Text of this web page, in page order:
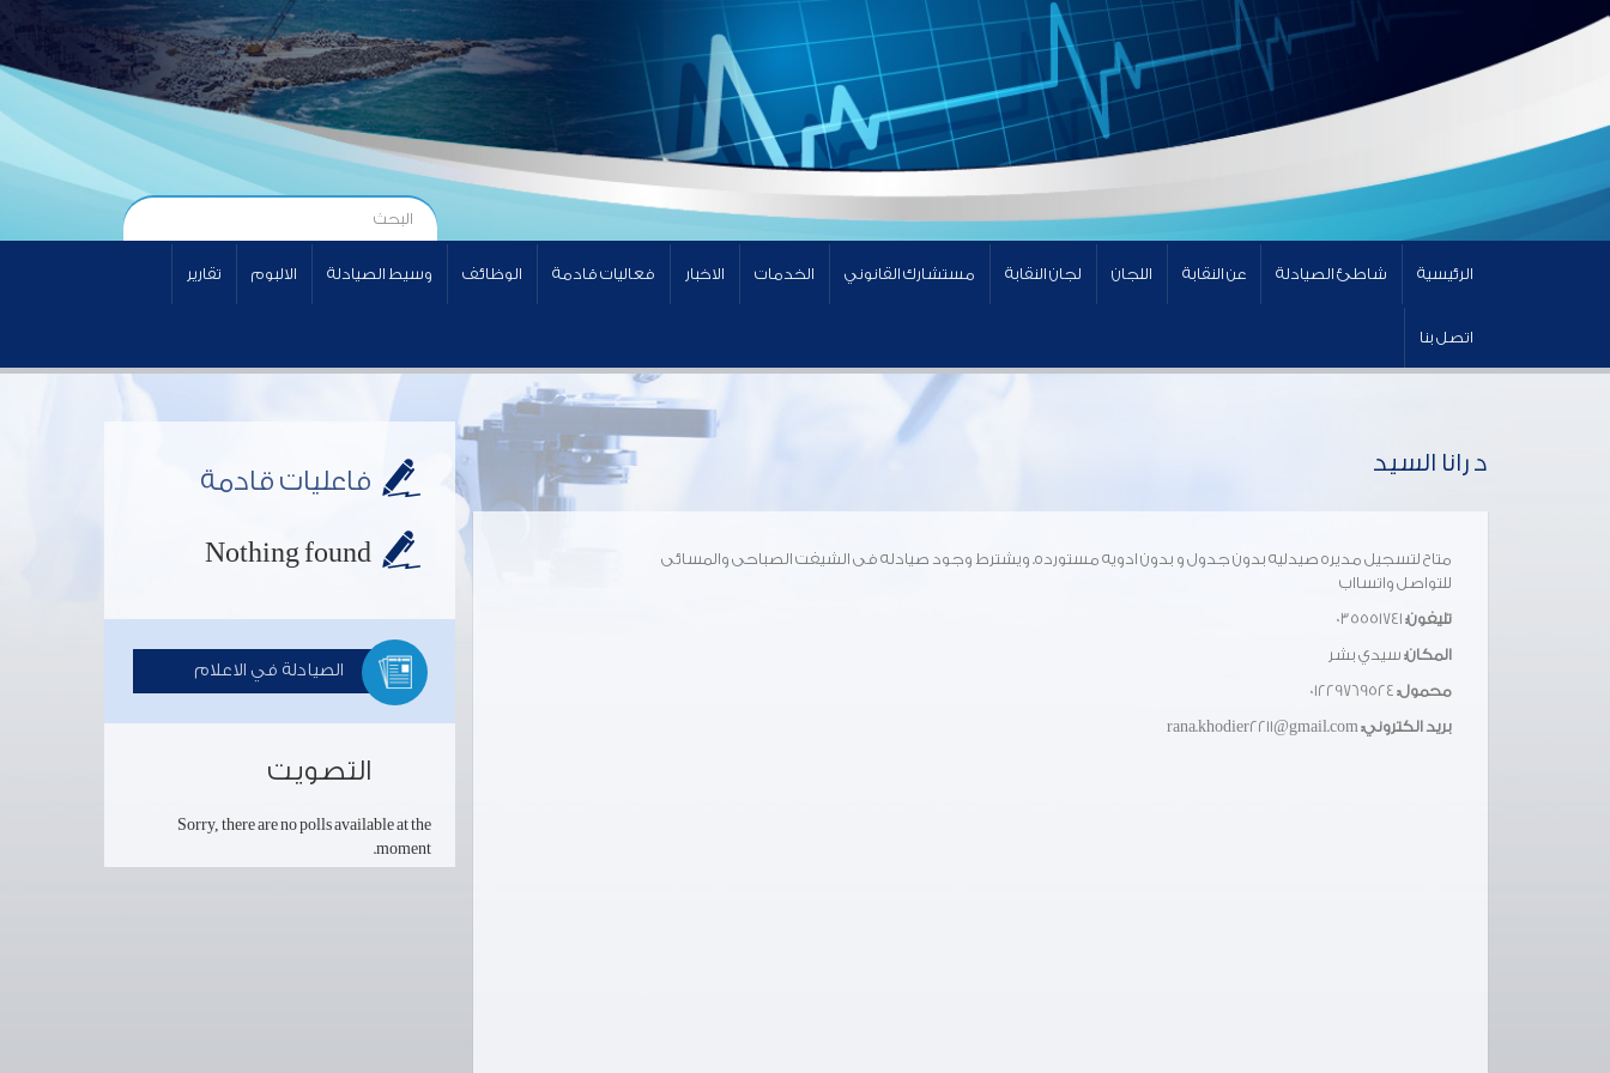
الرئيسية شاطئ الصيادلة عن النقابة اللجان لجان النقابة مستشارك القانوني الخدمات الاخبار فعاليات قادمة الوظائف وسيط الصيادلة الالبوم تقارير
اتصل بنا
د رانا السيد
متاح لتسجيل مديره صيدليه بدون جدول و بدون ادويه مستورده. ويشترط وجود صيادله فى الشيفت الصباحى والمسائى
للتواصل واتسااب
تليفون:
المكان: سيدي بشر
محمول:
بريد الكتروني:
فاعليات قادمة
Nothing found
الصيادلة في الاعلام
التصويت
Sorry, there are no polls available at the
moment.